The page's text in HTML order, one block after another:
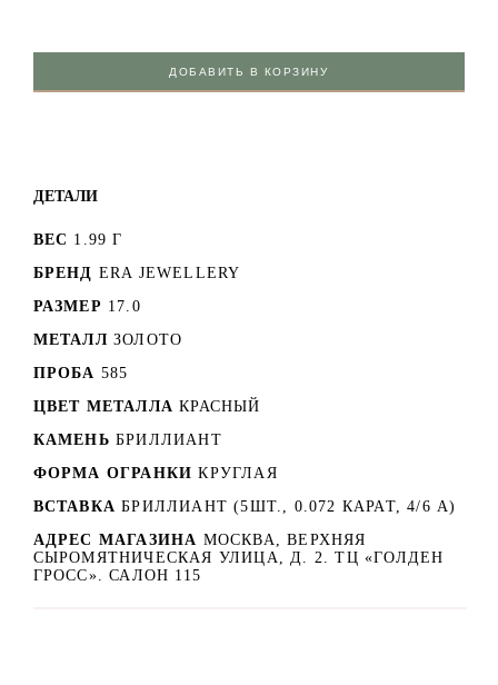
ДОБАВИТЬ В КОРЗИНУ
ДЕТАЛИ
ВЕС 1.99 Г
БРЕНД ERA JEWELLERY
РАЗМЕР 17.0
МЕТАЛЛ ЗОЛОТО
ПРОБА 585
ЦВЕТ МЕТАЛЛА КРАСНЫЙ
КАМЕНЬ БРИЛЛИАНТ
ФОРМА ОГРАНКИ КРУГЛАЯ
ВСТАВКА БРИЛЛИАНТ (5ШТ., 0.072 КАРАТ, 4/6 А)
АДРЕС МАГАЗИНА МОСКВА, ВЕРХНЯЯ
СЫРОМЯТНИЧЕСКАЯ УЛИЦА, Д. 2. ТЦ «ГОЛДЕН
ГРОСС». САЛОН 115